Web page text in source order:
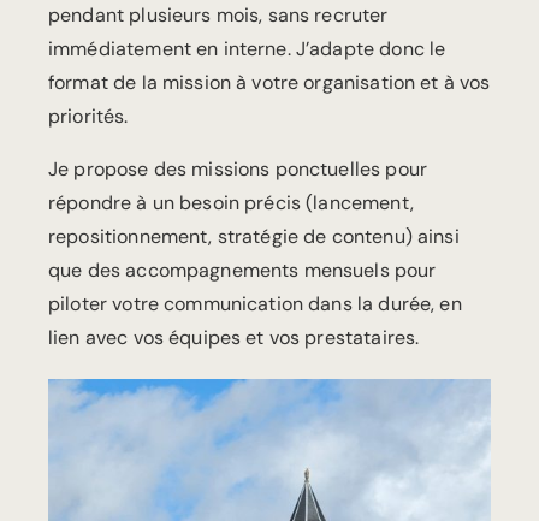
pendant plusieurs mois, sans recruter
immédiatement en interne. J’adapte donc le
format de la mission à votre organisation et à vos
priorités.
Je propose des missions ponctuelles pour
répondre à un besoin précis (lancement,
repositionnement, stratégie de contenu) ainsi
que des accompagnements mensuels pour
piloter votre communication dans la durée, en
lien avec vos équipes et vos prestataires.